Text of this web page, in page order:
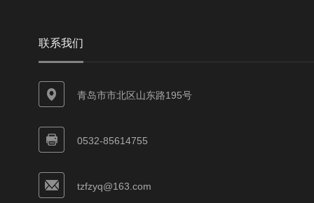
联系我们
青岛市市北区山东路195号
0532-85614755
tzfzyq@163.com